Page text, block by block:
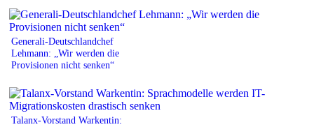
Generali-Deutschlandchef
Lehmann: „Wir werden die
Provisionen nicht senken“
Talanx-Vorstand Warkentin: